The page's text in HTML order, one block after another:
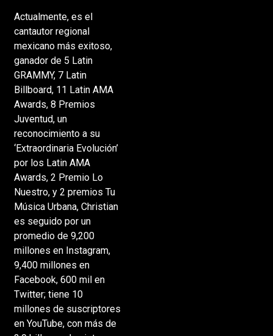
Actualmente, es el
cantautor regional
mexicano más exitoso,
ganador de 5 Latin
GRAMMY, 7 Latin
Billboard, 11 Latin AMA
Awards, 8 Premios
Juventud, un
reconocimiento a su
‘Extraordinaria Evolución’
por los Latin AMA
Awards, 2 Premio Lo
Nuestro, y 2 premios Tu
Música Urbana, Christian
es seguido por un
promedio de 9,200
millones en Instagram,
9,400 millones en
Facebook, 600 mil en
Twitter; tiene 10
millones de suscriptores
en YouTube, con más de